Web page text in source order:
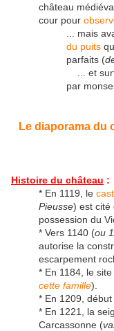
château
cour pour
... mais
du puits
parfaits (
... et
par
Le diaporama du
Histoire du château :
* En 1119, le
Pieusse) est cité
possession du
* Vers 1140 (ou
autorise la
escarpement
* En 1184, le
cette famille).
* En 1209,
* En 1221, la
Carcassonne (